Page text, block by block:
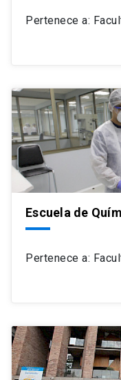
Pertenece a:
Escuela de
Pertenece a: